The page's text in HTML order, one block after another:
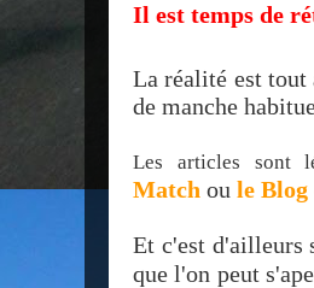
Il est temps de
La réalité est tout
de manche
Les articles sont
Match ou le
Et c'est d'ailleurs
que l'on peut